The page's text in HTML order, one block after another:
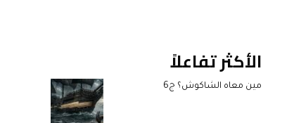
الأكثر تفاعلاً
مين معاه الشاكوش؟ ج6